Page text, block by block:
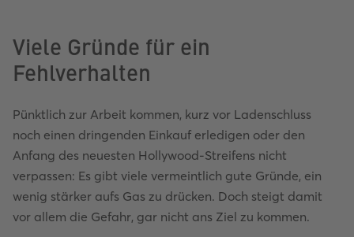
Viele Gründe für ein
Fehlverhalten
Pünktlich zur Arbeit kommen, kurz vor Ladenschluss
noch einen dringenden Einkauf erledigen oder den
Anfang des neuesten Hollywood-Streifens nicht
verpassen: Es gibt viele vermeintlich gute Gründe, ein
wenig stärker aufs Gas zu drücken. Doch steigt damit
vor allem die Gefahr, gar nicht ans Ziel zu kommen.